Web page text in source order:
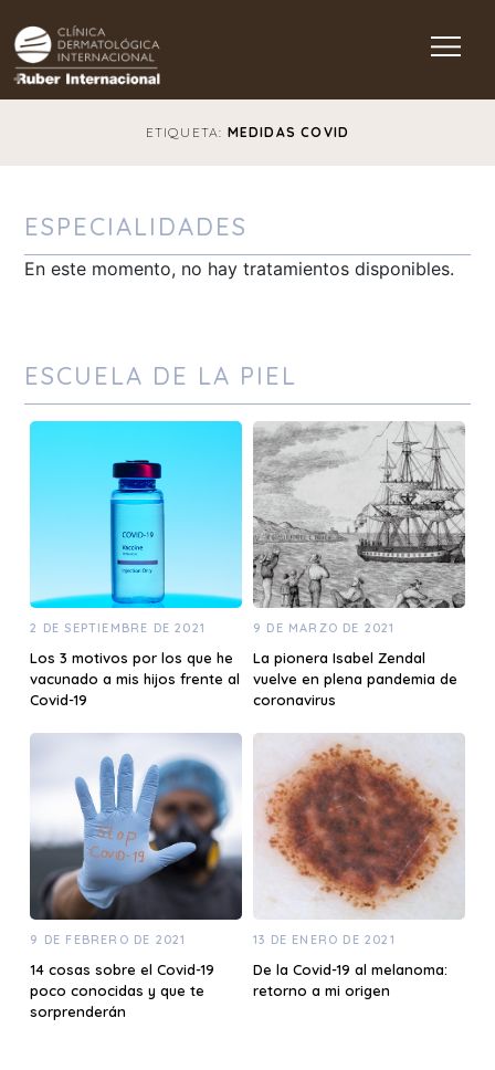
Main Navigation
ETIQUETA: MEDIDAS COVID
ESPECIALIDADES
En este momento, no hay tratamientos disponibles.
ESCUELA DE LA PIEL
2 DE SEPTIEMBRE DE 2021
Los 3 motivos por los que he
vacunado a mis hijos frente al
Covid-19
9 DE MARZO DE 2021
La pionera Isabel Zendal
vuelve en plena pandemia de
coronavirus
9 DE FEBRERO DE 2021
14 cosas sobre el Covid-19
poco conocidas y que te
sorprenderán
13 DE ENERO DE 2021
De la Covid-19 al melanoma:
retorno a mi origen